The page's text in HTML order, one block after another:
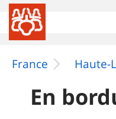
France Haute-
En